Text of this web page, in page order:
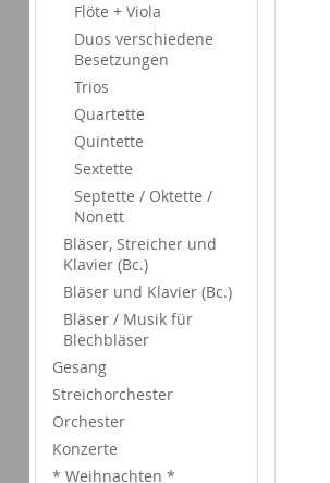
Flöte + Viola
Duos verschiedene
Besetzungen
Trios
Quartette
Quintette
Sextette
Septette / Oktette /
Nonett
Bläser, Streicher und
Klavier (Bc.)
Bläser und Klavier (Bc.)
Bläser / Musik für
Blechbläser
Gesang
Streichorchester
Orchester
Konzerte
* Weihnachten *